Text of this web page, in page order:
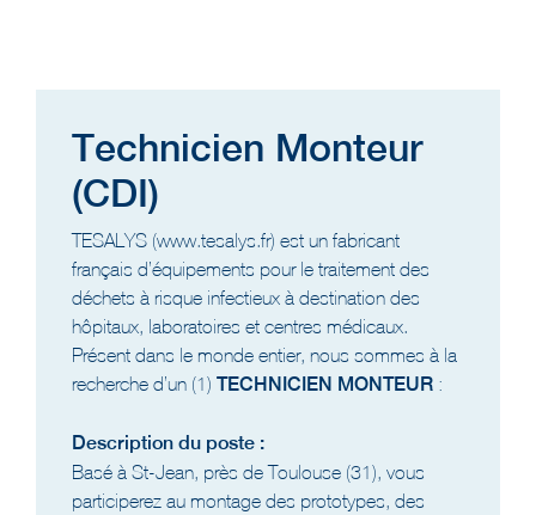
Technicien Monteur
(CDI)
TESALYS (www.tesalys.fr) est un fabricant
français d’équipements pour le traitement des
déchets à risque infectieux à destination des
hôpitaux, laboratoires et centres médicaux.
Présent dans le monde entier, nous sommes à la
recherche d’un (1) TECHNICIEN MONTEUR :
Description du poste :
Basé à St-Jean, près de Toulouse (31), vous
participerez au montage des prototypes, des